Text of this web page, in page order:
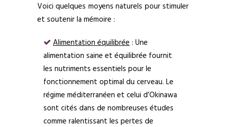
Voici quelques moyens naturels pour stimuler
et soutenir la mémoire :
Alimentation équilibrée : Une
alimentation saine et équilibrée fournit
les nutriments essentiels pour le
fonctionnement optimal du cerveau. Le
régime méditerranéen et celui d’Okinawa
sont cités dans de nombreuses études
comme ralentissant les pertes de